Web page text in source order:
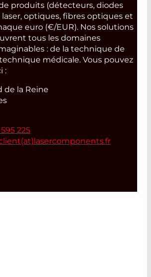
produits (détecteurs, diodes
laser, optiques, fibres optiques et
euro (€/EUR). Nos solutions
tous les domaines
: de la technique de
médicale. Vous pouvez
:
de la Reine
225
lasercomponents.fr